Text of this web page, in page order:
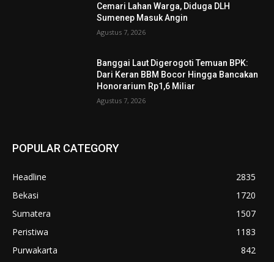
Cemari Lahan Warga, Diduga DLH
Sumenep Masuk Angin
Agustus 7, 2026
Banggai Laut Digerogoti Temuan BPK:
Dari Keran BBM Bocor Hingga Bancakan
Honorarium Rp1,6 Miliar
Agustus 7, 2026
POPULAR CATEGORY
Headline
2835
Bekasi
1720
Sumatera
1507
Peristiwa
1183
Purwakarta
842